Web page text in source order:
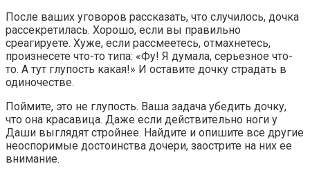
После ваших уговоров рассказать, что случилось, дочка
рассекретилась. Хорошо, если вы правильно
среагируете. Хуже, если рассмеетесь, отмахнетесь,
произнесете что-то типа: «Фу! Я думала, серьезное что-
то. А тут глупость какая!» И оставите дочку страдать в
одиночестве.
Поймите, это не глупость. Ваша задача убедить дочку,
что она красавица. Даже если действительно ноги у
Даши выглядят стройнее. Найдите и опишите все другие
неоспоримые достоинства дочери, заострите на них ее
внимание.